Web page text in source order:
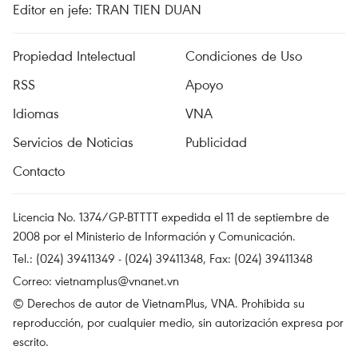
Editor en jefe: TRAN TIEN DUAN
Propiedad Intelectual
Condiciones de Uso
RSS
Apoyo
Idiomas
VNA
Servicios de Noticias
Publicidad
Contacto
Licencia No. 1374/GP-BTTTT expedida el 11 de septiembre de
2008 por el Ministerio de Información y Comunicación.
Tel.: (024) 39411349 - (024) 39411348, Fax: (024) 39411348
Correo: vietnamplus@vnanet.vn
© Derechos de autor de VietnamPlus, VNA. Prohibida su
reproducción, por cualquier medio, sin autorización expresa por
escrito.